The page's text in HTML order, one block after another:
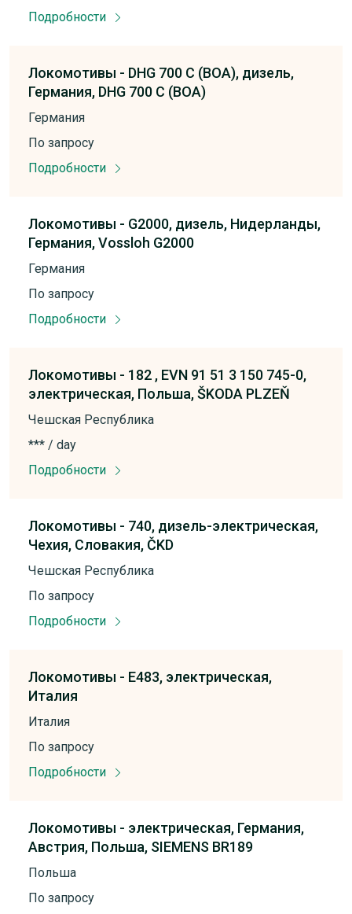
Подробности
Локомотивы - DHG 700 C (BOA), дизель,
Германия, DHG 700 C (BOA)
Германия
По запросу
Подробности
Локомотивы - G2000, дизель, Нидерланды,
Германия,Vossloh G2000
Германия
По запросу
Подробности
Локомотивы - 182 , EVN 91 51 3 150 745-0,
электрическая, Польша,ŠKODA PLZEŇ
Чешская Республика
*** / day
Подробности
Локомотивы - 740, дизель-электрическая,
Чехия, Словакия,ČKD
Чешская Республика
По запросу
Подробности
Локомотивы - E483, электрическая,
Италия
Италия
По запросу
Подробности
Локомотивы - электрическая, Германия,
Австрия, Польша, SIEMENS BR189
Польша
По запросу